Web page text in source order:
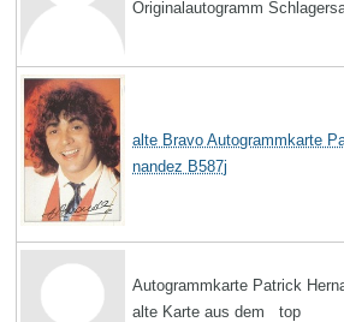
Originalautogramm
alte Bravo Autogrammkarte
nandez B587j
Autogrammkarte Patrick
alte Karte aus dem top